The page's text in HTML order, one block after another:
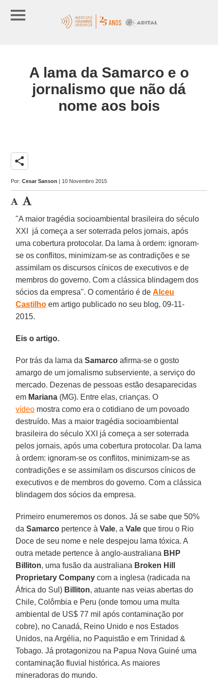
A lama da Samarco e o
jornalismo que não dá
nome aos bois
share
Por:Cesar Sanson | 10 Novembro 2015
"A maior tragédia socioambiental brasileira do século
XXI já começa a ser soterrada pelos jornais, após
uma cobertura protocolar. Da lama à ordem: ignoram-
se os conflitos, minimizam-se as contradições e se
assimilam os discursos cínicos de executivos e de
membros do governo. Com a clássica blindagem dos
sócios da empresa". O comentário é deAlceu
Castilho em artigo publicado no seu blog, 09-11-
2015.
Eis o artigo.
Por trás da lama daSamarco afirma-se o gosto
amargo de um jornalismo subserviente, a serviço do
mercado. Dezenas de pessoas estão desaparecidas
em Mariana (MG). Entre elas, crianças. O
vídeo mostra como era o cotidiano de um povoado
destruído. Mas a maior tragédia socioambiental
brasileira do século XXI já começa a ser soterrada
pelos jornais, após uma cobertura protocolar. Da lama
à ordem: ignoram-se os conflitos, minimizam-se as
contradições e se assimilam os discursos cínicos de
executivos e de membros do governo. Com a clássica
blindagem dos sócios da empresa.
Primeiro enumeremos os donos. Já se sabe que 50%
daSamarco pertence àVale, aVale que tirou o Rio
Doce de seu nome e nele despejou lama tóxica. A
outra metade pertence à anglo-australiana BHP
Billiton, uma fusão da australiana Broken Hill
Proprietary Company com a inglesa (radicada na
África do Sul) Billiton, atuante nas veias abertas do
Chile, Colômbia e Peru (onde tomou uma multa
ambiental de US$ 77 mil após contaminação por
cobre), no Canadá, Reino Unido e nos Estados
Unidos, na Argélia, no Paquistão e em Trinidad &
Tobago. Já protagonizou na Papua Nova Guiné uma
contaminação fluvial histórica. As maiores
mineradoras do mundo.